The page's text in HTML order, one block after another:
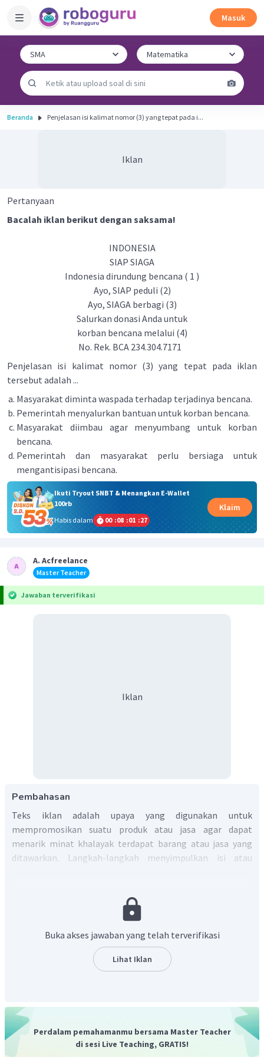
Masuk
Beranda Penjelasan isi kalimat nomor (3) yang tepat pada i...
Iklan
Pertanyaan
Bacalah iklan berikut dengan saksama!
INDONESIA
SlAP SIAGA
Indonesia dirundung bencana ( 1 )
Ayo, SlAP peduli (2)
Ayo, SIAGA berbagi (3)
Salurkan donasi Anda untuk
korban bencana melalui (4)
No. Rek. BCA 234.304.7171
Penjelasan isi kalimat nomor (3) yang tepat pada iklan
tersebut adalah ...
Masyarakat diminta waspada terhadap terjadinya bencana.
Pemerintah menyalurkan bantuan untuk korban bencana.
Masyarakat diimbau agar menyumbang untuk korban
bencana.
Pemerintah dan masyarakat perlu bersiaga untuk
mengantisipasi bencana.
Ikuti Tryout SNBT & Menangkan E-Wallet
100rb
Habis dalam
00 :08 :01 :27
Klaim
A. Acfreelance
Master Teacher
Jawaban terverifikasi
Iklan
Pembahasan
Teks iklan adalah upaya yang digunakan untuk
mempromosikan suatu produk atau jasa agar dapat
menarik minat khalayak terdapat barang atau jasa yang
ditawarkan. Langkah-langkah menyimpulkan isi atau
Membaca setiap pernyataan-pernyataan dalam iklan
Mengenali jenis dan tujuan iklan.
Menyusun pernyataan berdasarkan ide pokok dan
kata kunci dari kalimat penjelas dengan kalimat
Berdasarkan kutipan:
Ayo, SIAGA berbagi (3)
Dapat disimpulkan, maksud dari kalimat tersebut
Buka akses jawaban yang telah terverifikasi
Lihat Iklan
Perdalam pemahamanmu bersama Master Teacher
di sesi Live Teaching, GRATIS!